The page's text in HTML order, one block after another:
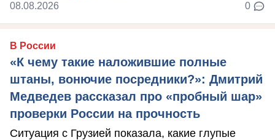
08.08.2026 0
В России
«К чему такие наложившие полные
штаны, вонючие посредники?»: Дмитрий
Медведев рассказал про «пробный шар»
проверки России на прочность
Ситуация с Грузией показала, какие глупые